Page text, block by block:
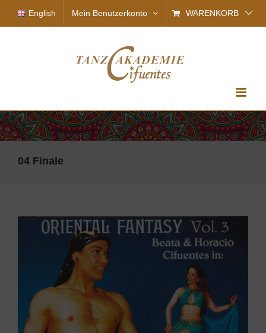
Inhalt
English Mein Benutzerkonto WARENKORB
04 Finale